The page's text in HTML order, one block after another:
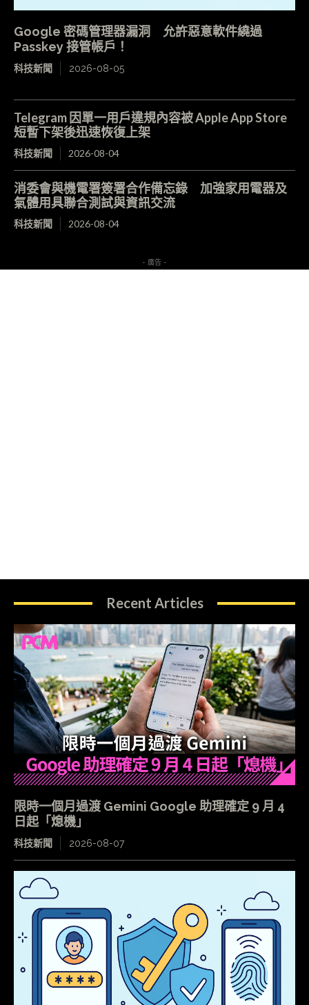
Google 密碼管理器漏洞 允許惡意軟件繞過
Passkey 接管帳戶！
科技新聞 2026-08-05
Telegram 因單一用戶違規內容被 Apple App Store
短暫下架後迅速恢復上架
科技新聞 2026-08-04
消委會與機電署簽署合作備忘錄 加強家用電器及
氣體用具聯合測試與資訊交流
科技新聞 2026-08-04
- 廣告 -
Recent Articles
限時一個月過渡 Gemini Google 助理確定 9 月 4
日起「熄機」
科技新聞 2026-08-07